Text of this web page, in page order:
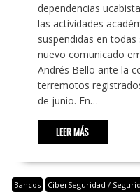
dependencias
las actividades
suspendidas en todas
nuevo comunicado
Andrés Bello ante la
terremotos
de junio. En…
LEER MÁS
Bancos CiberSeguridad /